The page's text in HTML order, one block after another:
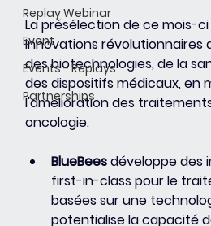
Replay Webinar
Event
Events - Replays
Partnerships
La présélection de ce mois-
innovations révolutionnaires
des biotechnologies, de la
des dispositifs médicaux,
l'amélioration des
oncologie.
BlueBees développe des
first-in-class pour le
basées sur une
potentialise la capacité